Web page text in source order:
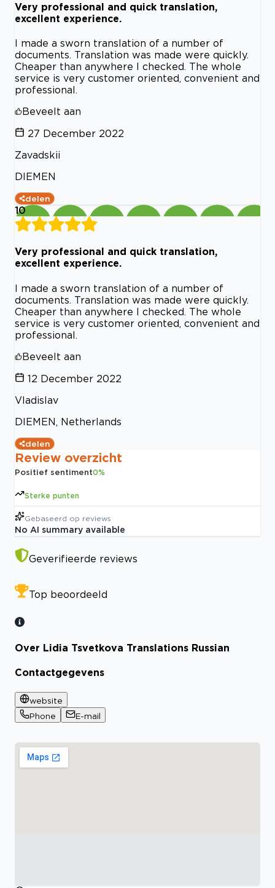
Very professional and quick translation,
excellent experience.
I made a sworn translation of a number of
documents. Translation was made were quickly.
Cheaper than anywhere I checked. The whole
service is very customer oriented, convenient and
professional.
Beveelt aan
27 December 2022
Zavadskii
DIEMEN
delen
10
Very professional and quick translation,
excellent experience.
I made a sworn translation of a number of
documents. Translation was made were quickly.
Cheaper than anywhere I checked. The whole
service is very customer oriented, convenient and
professional.
Beveelt aan
12 December 2022
Vladislav
DIEMEN, Netherlands
delen
Review overzicht
Positief sentiment0%
Sterke punten
Gebaseerd op reviews
No AI summary available
Geverifieerde reviews
Top beoordeeld
Over Lidia Tsvetkova Translations Russian
Contactgegevens
website
Phone
E-mail